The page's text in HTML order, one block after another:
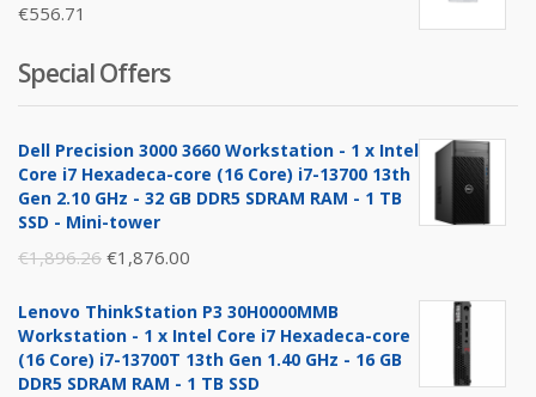
€556.71
Special Offers
Dell Precision 3000 3660 Workstation - 1 x Intel
Core i7 Hexadeca-core (16 Core) i7-13700 13th
Gen 2.10 GHz - 32 GB DDR5 SDRAM RAM - 1 TB
SSD - Mini-tower
€1,896.26 Original
was:
€1,896.26.
€1,876.00
is:
€1,876.00.
Lenovo ThinkStation P3 30H0000MMB
Workstation - 1 x Intel Core i7 Hexadeca-core
(16 Core) i7-13700T 13th Gen 1.40 GHz - 16 GB
DDR5 SDRAM RAM - 1 TB SSD